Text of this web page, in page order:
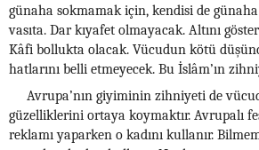
günaha sokmamak için, kendisi de
vasıta. Dar kıyafet olmayacak. Altını
Kâfi bollukta olacak. Vücudun kötü
hatlarını belli etmeyecek. Bu İslâm’ın
Avrupa’nın giyiminin zihniyeti de
güzelliklerini ortaya koymaktır. Avrupalı
reklamı yaparken o kadını kullanır.